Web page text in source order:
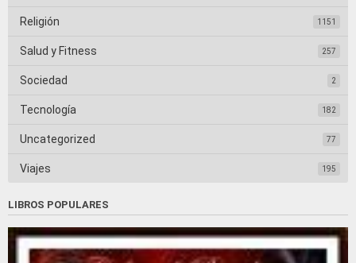
Religión 1151
Salud y Fitness 257
Sociedad 2
Tecnología 182
Uncategorized 77
Viajes 195
LIBROS POPULARES